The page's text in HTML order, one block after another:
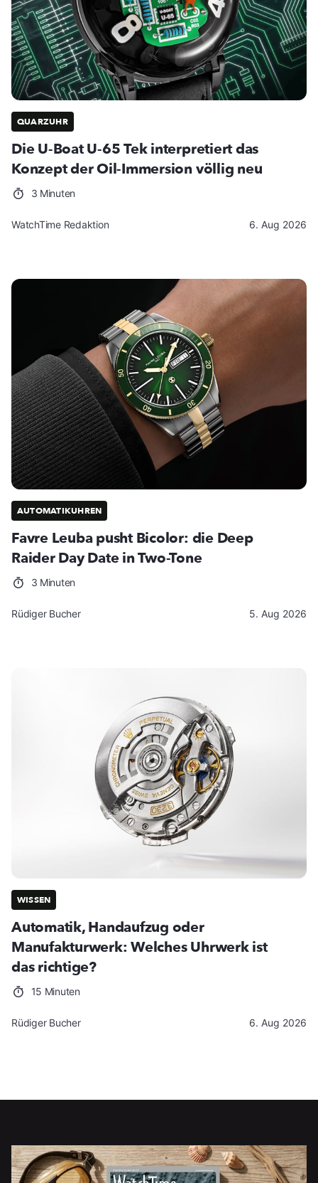
QUARZUHR
Die U-Boat U-65 Tek interpretiert das
Konzept der Oil-Immersion völlig neu
3 Minuten
WatchTime Redaktion 6. Aug 2026
AUTOMATIKUHREN
Favre Leuba pusht Bicolor: die Deep
Raider Day Date in Two-Tone
3 Minuten
Rüdiger Bucher 5. Aug 2026
WISSEN
Automatik, Handaufzug oder
Manufakturwerk: Welches Uhrwerk ist
das richtige?
15 Minuten
Rüdiger Bucher 6. Aug 2026